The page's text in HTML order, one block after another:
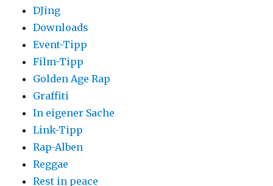
DJing
Downloads
Event-Tipp
Film-Tipp
Golden Age Rap
Graffiti
In eigener Sache
Link-Tipp
Rap-Alben
Reggae
Rest in peace